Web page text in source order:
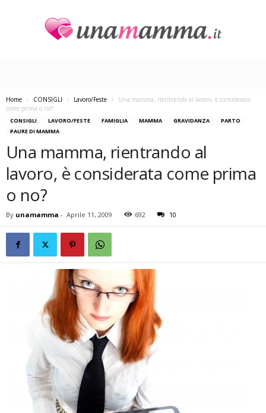
Home CONSIGLI Lavoro/Feste
Una mamma, rientrando al lavoro, è considerata
come prima o no?
CONSIGLI LAVORO/FESTE FAMIGLIA MAMMA GRAVIDANZA
PARTO
PAURE DI MAMMA
Una mamma, rientrando al
lavoro, è considerata come prima
o no?
By unamamma - Aprile 11, 2009 692 10